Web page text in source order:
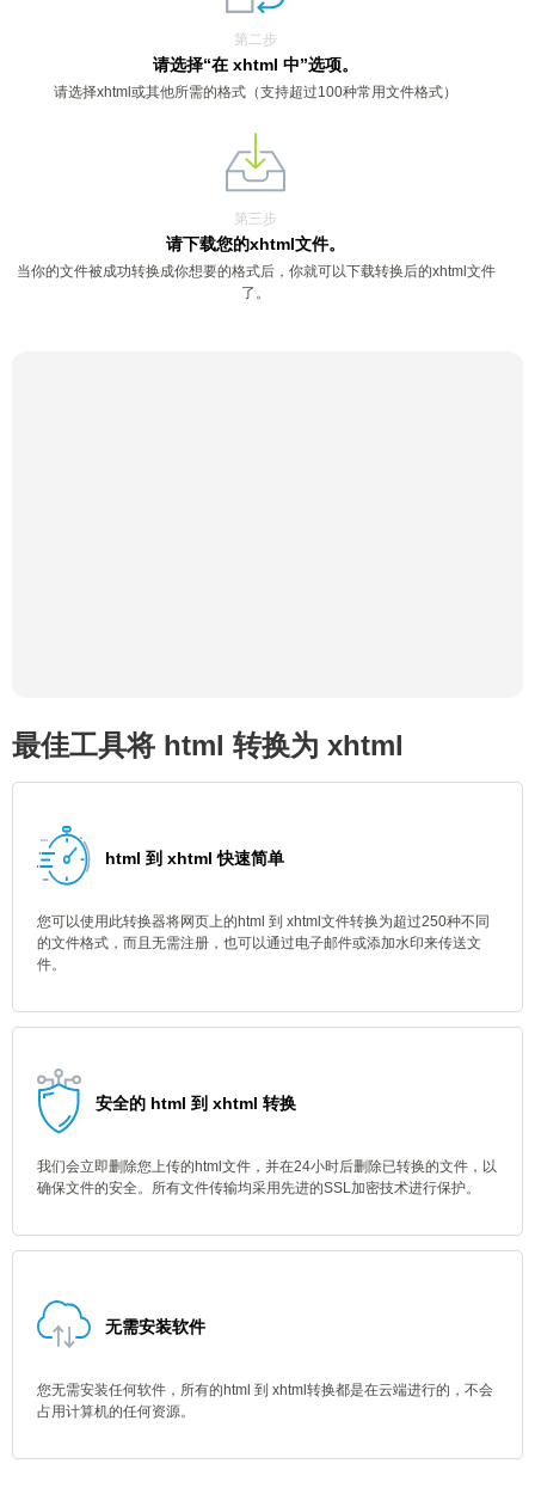
第二步
请选择“在 xhtml 中”选项。
请选择xhtml或其他所需的格式（支持超过100种常用文件格式）
第三步
请下载您的xhtml文件。
当你的文件被成功转换成你想要的格式后，你就可以下载转换后的xhtml文件
了。
最佳工具将 html 转换为 xhtml
html 到 xhtml 快速简单
您可以使用此转换器将网页上的html 到 xhtml文件转换为超过250种不同
的文件格式，而且无需注册，也可以通过电子邮件或添加水印来传送文
件。
安全的 html 到 xhtml 转换
我们会立即删除您上传的html文件，并在24小时后删除已转换的文件，以
确保文件的安全。所有文件传输均采用先进的SSL加密技术进行保护。
无需安装软件
您无需安装任何软件，所有的html 到 xhtml转换都是在云端进行的，不会
占用计算机的任何资源。